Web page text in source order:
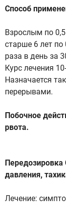
Способ
Взрослым по 0,5
старше 6 лет по
раза в день за
Курс лечения
Назначается
перерывами.
Побочное
рвота.
давления,
Лечение: